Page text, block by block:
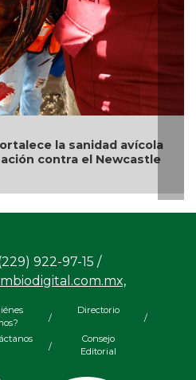
la sanidad avícola
contra el Newcastle
922-97-15 /
/
Directorio
/
/
Consejo
Editorial